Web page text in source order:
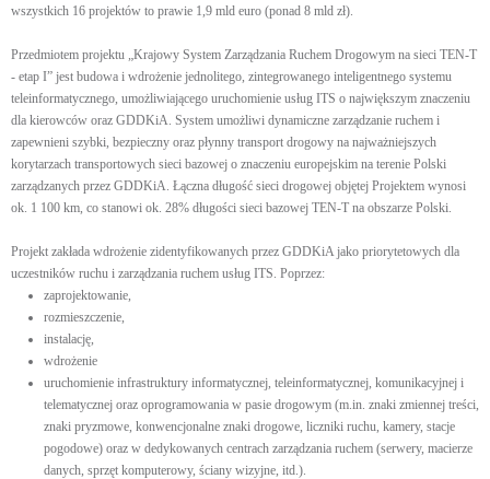
wszystkich 16 projektów to prawie 1,9 mld euro (ponad 8 mld zł).
Przedmiotem projektu „Krajowy System Zarządzania Ruchem Drogowym na sieci TEN-T
- etap I” jest budowa i wdrożenie jednolitego, zintegrowanego inteligentnego systemu
teleinformatycznego, umożliwiającego uruchomienie usług ITS o największym znaczeniu
dla kierowców oraz GDDKiA. System umożliwi dynamiczne zarządzanie ruchem i
zapewnieni szybki, bezpieczny oraz płynny transport drogowy na najważniejszych
korytarzach transportowych sieci bazowej o znaczeniu europejskim na terenie Polski
zarządzanych przez GDDKiA. Łączna długość sieci drogowej objętej Projektem wynosi
ok. 1 100 km, co stanowi ok. 28% długości sieci bazowej TEN-T na obszarze Polski.
Projekt zakłada wdrożenie zidentyfikowanych przez GDDKiA jako priorytetowych dla
uczestników ruchu i zarządzania ruchem usług ITS. Poprzez:
zaprojektowanie,
rozmieszczenie,
instalację,
wdrożenie
uruchomienie infrastruktury informatycznej, teleinformatycznej, komunikacyjnej i
telematycznej oraz oprogramowania w pasie drogowym (m.in. znaki zmiennej treści,
znaki pryzmowe, konwencjonalne znaki drogowe, liczniki ruchu, kamery, stacje
pogodowe) oraz w dedykowanych centrach zarządzania ruchem (serwery, macierze
danych, sprzęt komputerowy, ściany wizyjne, itd.).